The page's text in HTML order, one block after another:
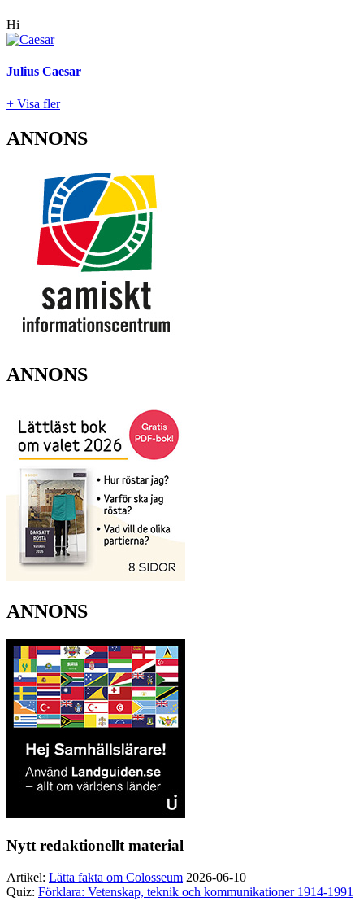
Hi
Julius Caesar
+ Visa fler
ANNONS
ANNONS
ANNONS
Nytt redaktionellt material
Artikel: Lätta fakta om Colosseum 2026-06-10
Quiz: Förklara: Vetenskap, teknik och kommunikationer 1914-1991